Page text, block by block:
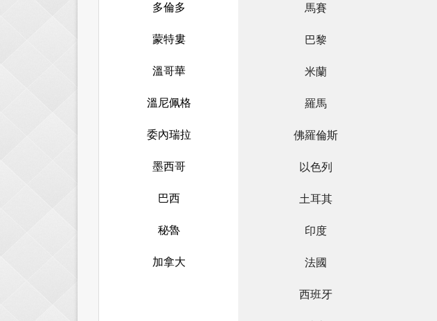
多倫多 馬賽
蒙特婁 巴黎
溫哥華 米蘭
溫尼佩格 羅馬
委內瑞拉 佛羅倫斯
墨西哥 以色列
巴西 土耳其
秘魯 印度
加拿大 法國
西班牙